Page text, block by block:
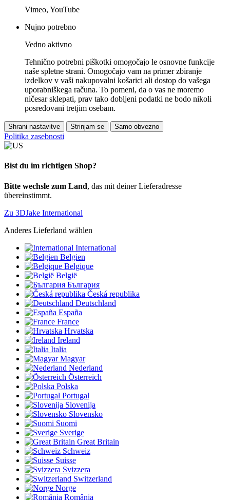
Vimeo, YouTube
Nujno potrebno
Vedno aktivno
Tehnično potrebni piškotki omogočajo le osnovne funkcije
naše spletne strani. Omogočajo vam na primer zbiranje
izdelkov v vaši nakupovalni košarici ali dostop do vašega
uporabniškega računa. To pomeni, da o vas ne moremo
ničesar sklepati, prav tako dobljeni podatki ne bodo nikoli
posredovani tretjim osebam.
Shrani nastavitve Strinjam se Samo obvezno
Politika zasebnosti
Bist du im richtigen Shop?
Bitte wechsle zum Land, das mit deiner Lieferadresse
übereinstimmt.
Zu 3DJake International
Anderes Lieferland wählen
International
Belgien
Belgique
België
България
Česká republika
Deutschland
España
France
Hrvatska
Ireland
Italia
Magyar
Nederland
Österreich
Polska
Portugal
Slovenija
Slovensko
Suomi
Sverige
Great Britain
Schweiz
Suisse
Svizzera
Switzerland
Norge
România